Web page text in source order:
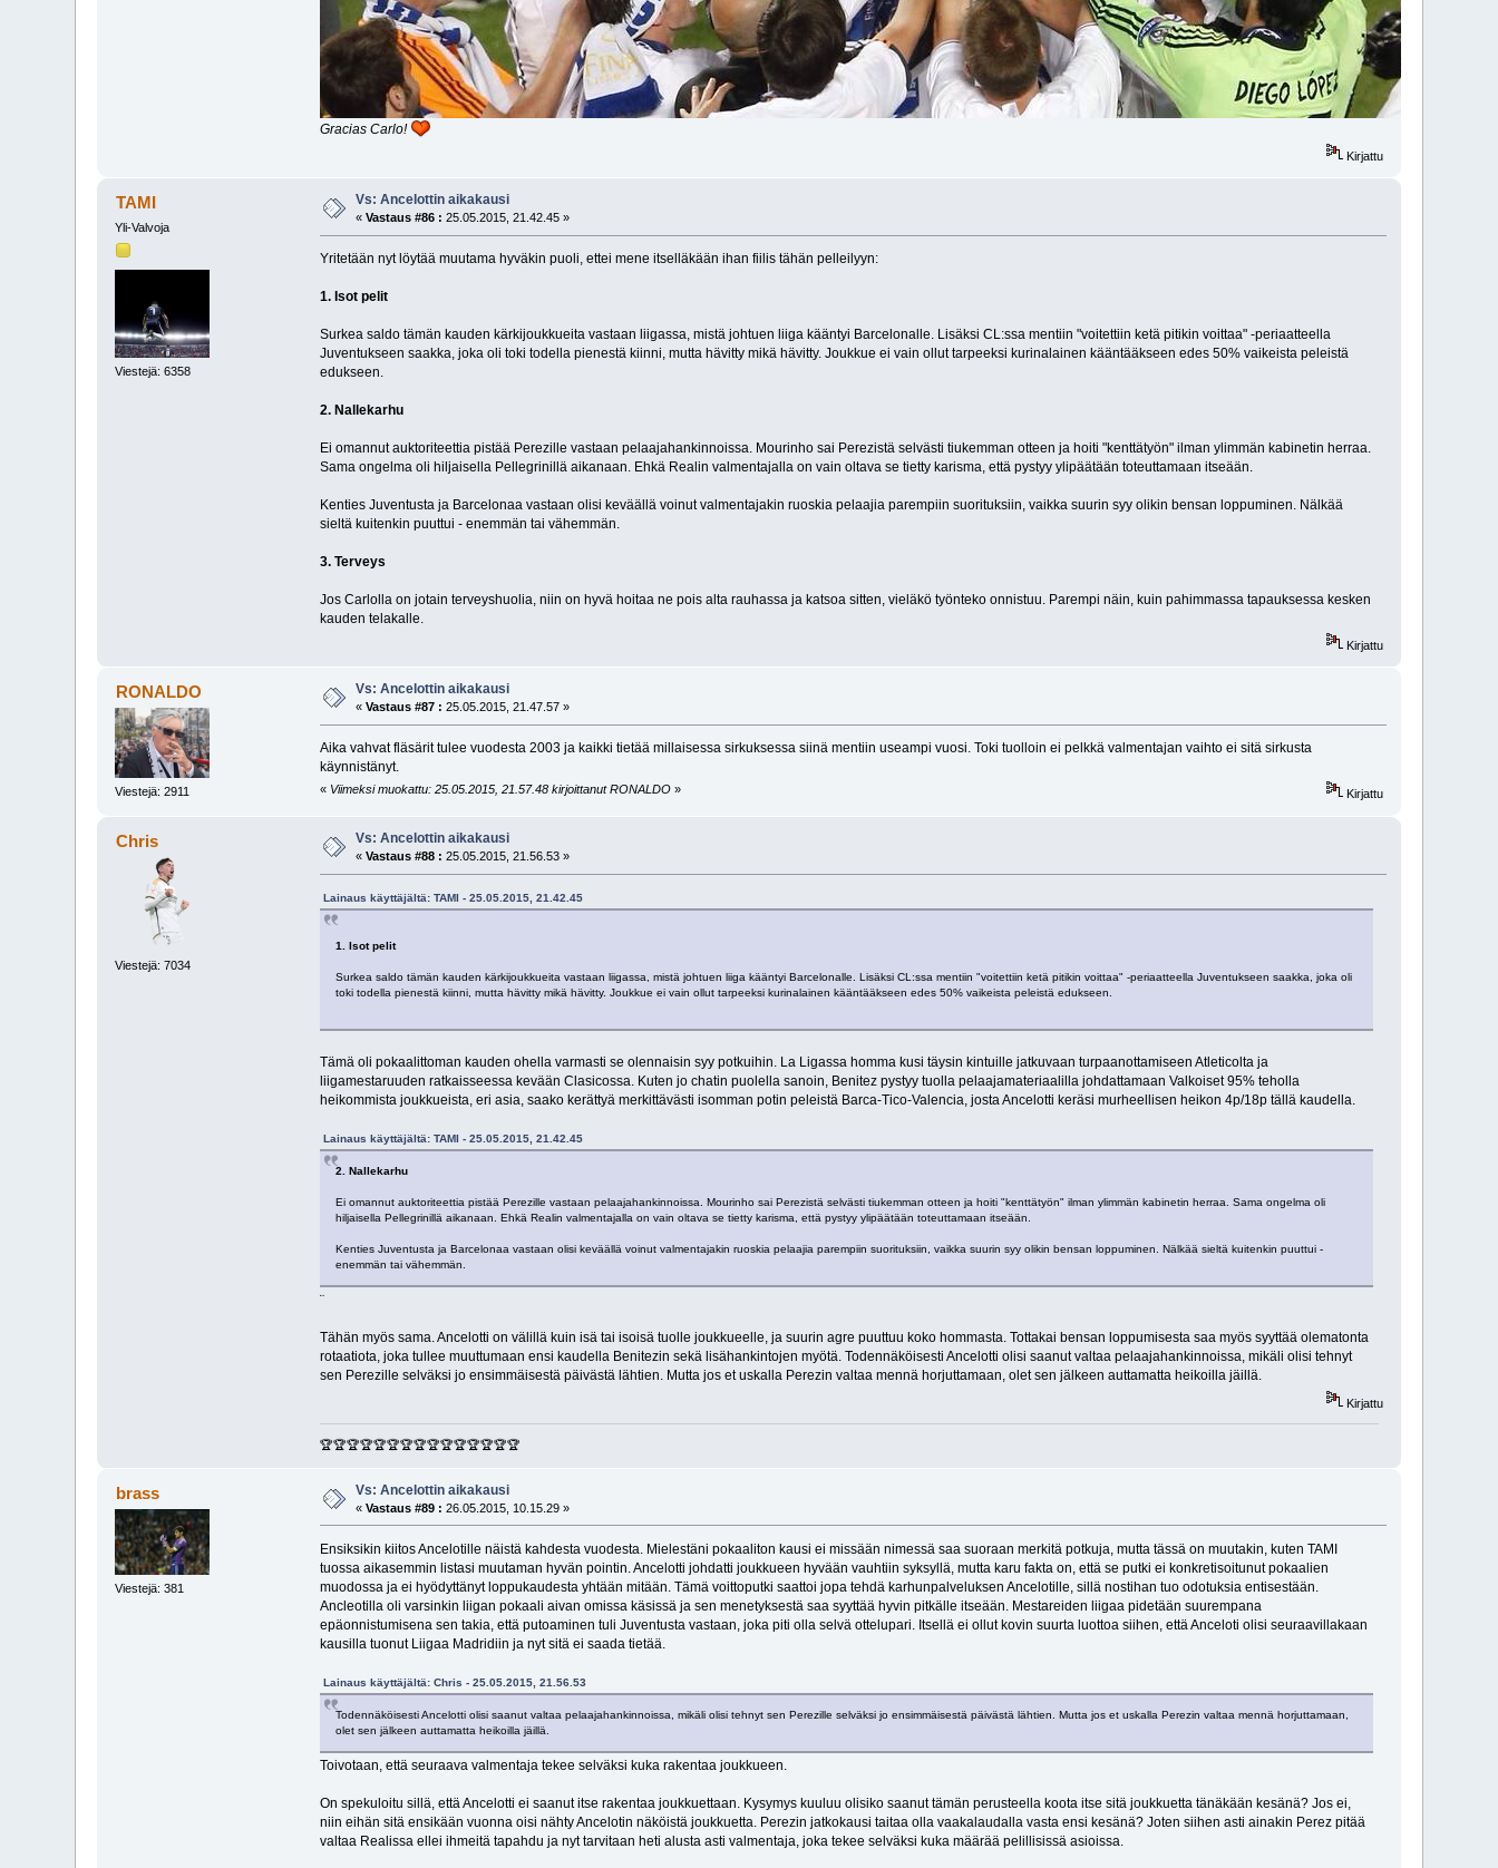
Gracias Carlo!
Kirjattu
TAMI
Yli-Valvoja
Viestejä: 6358
Vs: Ancelottin aikakausi
«Vastaus #86 : 25.05.2015, 21.42.45 »
Yritetään nyt löytää muutama hyväkin puoli, ettei mene itselläkään ihan fiilis tähän pelleilyyn:
1. Isot pelit
Surkea saldo tämän kauden kärkijoukkueita vastaan liigassa, mistä johtuen liiga kääntyi Barcelonalle. Lisäksi CL:ssa mentiin "voitettiin ketä pitikin voittaa" -periaatteella
Juventukseen saakka, joka oli toki todella pienestä kiinni, mutta hävitty mikä hävitty. Joukkue ei vain ollut tarpeeksi kurinalainen kääntääkseen edes 50% vaikeista peleistä
edukseen.
2. Nallekarhu
Ei omannut auktoriteettia pistää Perezille vastaan pelaajahankinnoissa. Mourinho sai Perezistä selvästi tiukemman otteen ja hoiti "kenttätyön" ilman ylimmän kabinetin herraa.
Sama ongelma oli hiljaisella Pellegrinillä aikanaan. Ehkä Realin valmentajalla on vain oltava se tietty karisma, että pystyy ylipäätään toteuttamaan itseään.
Kenties Juventusta ja Barcelonaa vastaan olisi keväällä voinut valmentajakin ruoskia pelaajia parempiin suorituksiin, vaikka suurin syy olikin bensan loppuminen. Nälkää
sieltä kuitenkin puuttui - enemmän tai vähemmän.
3. Terveys
Jos Carlolla on jotain terveyshuolia, niin on hyvä hoitaa ne pois alta rauhassa ja katsoa sitten, vieläkö työnteko onnistuu. Parempi näin, kuin pahimmassa tapauksessa kesken
kauden telakalle.
Kirjattu
RONALDO
Viestejä: 2911
Vs: Ancelottin aikakausi
«Vastaus #87 : 25.05.2015, 21.47.57 »
Aika vahvat fläsärit tulee vuodesta 2003 ja kaikki tietää millaisessa sirkuksessa siinä mentiin useampi vuosi. Toki tuolloin ei pelkkä valmentajan vaihto ei sitä sirkusta
käynnistänyt.
« Viimeksi muokattu: 25.05.2015, 21.57.48 kirjoittanut RONALDO» Kirjattu
Chris
Viestejä: 7034
Vs: Ancelottin aikakausi
«Vastaus #88 : 25.05.2015, 21.56.53 »
Lainaus käyttäjältä: TAMI - 25.05.2015, 21.42.45
1. Isot pelit
Surkea saldo tämän kauden kärkijoukkueita vastaan liigassa, mistä johtuen liiga kääntyi Barcelonalle. Lisäksi CL:ssa mentiin "voitettiin ketä pitikin voittaa" -periaatteella Juventukseen saakka, joka oli
toki todella pienestä kiinni, mutta hävitty mikä hävitty. Joukkue ei vain ollut tarpeeksi kurinalainen kääntääkseen edes 50% vaikeista peleistä edukseen.
Tämä oli pokaalittoman kauden ohella varmasti se olennaisin syy potkuihin. La Ligassa homma kusi täysin kintuille jatkuvaan turpaanottamiseen Atleticolta ja
liigamestaruuden ratkaisseessa kevään Clasicossa. Kuten jo chatin puolella sanoin, Benitez pystyy tuolla pelaajamateriaalilla johdattamaan Valkoiset 95% teholla
heikommista joukkueista, eri asia, saako kerättyä merkittävästi isomman potin peleistä Barca-Tico-Valencia, josta Ancelotti keräsi murheellisen heikon 4p/18p tällä kaudella.
Lainaus käyttäjältä: TAMI - 25.05.2015, 21.42.45
2. Nallekarhu
Ei omannut auktoriteettia pistää Perezille vastaan pelaajahankinnoissa. Mourinho sai Perezistä selvästi tiukemman otteen ja hoiti "kenttätyön" ilman ylimmän kabinetin herraa. Sama ongelma oli
hiljaisella Pellegrinillä aikanaan. Ehkä Realin valmentajalla on vain oltava se tietty karisma, että pystyy ylipäätään toteuttamaan itseään.
Kenties Juventusta ja Barcelonaa vastaan olisi keväällä voinut valmentajakin ruoskia pelaajia parempiin suorituksiin, vaikka suurin syy olikin bensan loppuminen. Nälkää sieltä kuitenkin puuttui -
enemmän tai vähemmän.
¨
Tähän myös sama. Ancelotti on välillä kuin isä tai isoisä tuolle joukkueelle, ja suurin agre puuttuu koko hommasta. Tottakai bensan loppumisesta saa myös syyttää olematonta
rotaatiota, joka tullee muuttumaan ensi kaudella Benitezin sekä lisähankintojen myötä. Todennäköisesti Ancelotti olisi saanut valtaa pelaajahankinnoissa, mikäli olisi tehnyt
sen Perezille selväksi jo ensimmäisestä päivästä lähtien. Mutta jos et uskalla Perezin valtaa mennä horjuttamaan, olet sen jälkeen auttamatta heikoilla jäillä.
Kirjattu
🏆🏆🏆🏆🏆🏆🏆🏆🏆🏆🏆🏆🏆🏆🏆
brass
Viestejä: 381
Vs: Ancelottin aikakausi
«Vastaus #89 : 26.05.2015, 10.15.29 »
Ensiksikin kiitos Ancelotille näistä kahdesta vuodesta. Mielestäni pokaaliton kausi ei missään nimessä saa suoraan merkitä potkuja, mutta tässä on muutakin, kuten TAMI
tuossa aikasemmin listasi muutaman hyvän pointin. Ancelotti johdatti joukkueen hyvään vauhtiin syksyllä, mutta karu fakta on, että se putki ei konkretisoitunut pokaalien
muodossa ja ei hyödyttänyt loppukaudesta yhtään mitään. Tämä voittoputki saattoi jopa tehdä karhunpalveluksen Ancelotille, sillä nostihan tuo odotuksia entisestään.
Ancleotilla oli varsinkin liigan pokaali aivan omissa käsissä ja sen menetyksestä saa syyttää hyvin pitkälle itseään. Mestareiden liigaa pidetään suurempana
epäonnistumisena sen takia, että putoaminen tuli Juventusta vastaan, joka piti olla selvä ottelupari. Itsellä ei ollut kovin suurta luottoa siihen, että Anceloti olisi seuraavillakaan
kausilla tuonut Liigaa Madridiin ja nyt sitä ei saada tietää.
Lainaus käyttäjältä: Chris - 25.05.2015, 21.56.53
Todennäköisesti Ancelotti olisi saanut valtaa pelaajahankinnoissa, mikäli olisi tehnyt sen Perezille selväksi jo ensimmäisestä päivästä lähtien. Mutta jos et uskalla Perezin valtaa mennä horjuttamaan,
olet sen jälkeen auttamatta heikoilla jäillä.
Toivotaan, että seuraava valmentaja tekee selväksi kuka rakentaa joukkueen.
On spekuloitu sillä, että Ancelotti ei saanut itse rakentaa joukkuettaan. Kysymys kuuluu olisiko saanut tämän perusteella koota itse sitä joukkuetta tänäkään kesänä? Jos ei,
niin eihän sitä ensikään vuonna oisi nähty Ancelotin näköistä joukkuetta. Perezin jatkokausi taitaa olla vaakalaudalla vasta ensi kesänä? Joten siihen asti ainakin Perez pitää
valtaa Realissa ellei ihmeitä tapahdu ja nyt tarvitaan heti alusta asti valmentaja, joka tekee selväksi kuka määrää pelillisissä asioissa.